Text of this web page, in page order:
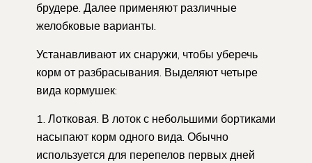
брудере. Далее применяют различные
желобковые варианты.
Устанавливают их снаружи, чтобы уберечь
корм от разбрасывания. Выделяют четыре
вида кормушек:
Лотковая. В лоток с небольшими бортиками
насыпают корм одного вида. Обычно
используется для перепелов первых дней